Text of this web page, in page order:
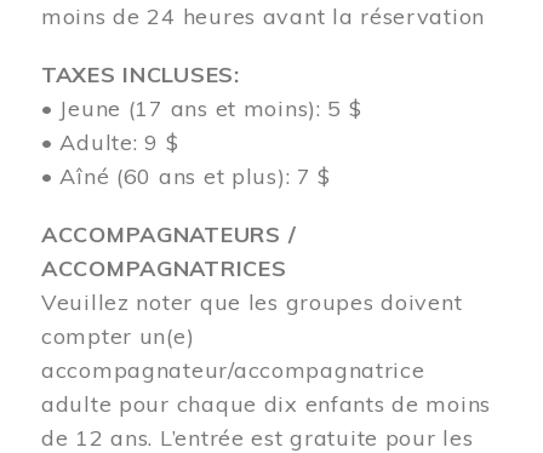
moins de 24 heures avant la réservation
TAXES INCLUSES:
• Jeune (17 ans et moins): 5 $
• Adulte: 9 $
• Aîné (60 ans et plus): 7 $
ACCOMPAGNATEURS /
ACCOMPAGNATRICES
Veuillez noter que les groupes doivent
compter un(e)
accompagnateur/accompagnatrice
adulte pour chaque dix enfants de moins
de 12 ans. L’entrée est gratuite pour les